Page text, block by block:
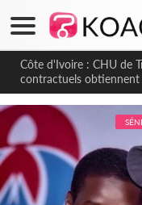
Côte d'Ivoire : CHU de
contractuels obtiennent
arriérés du SMIG 2023